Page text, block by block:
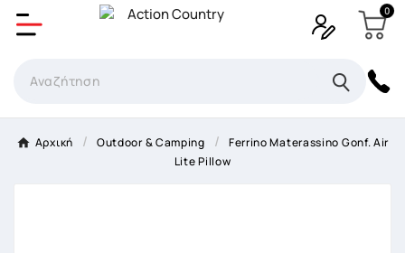
0
Αρχική Outdoor & Camping
Ferrino Materassino Gonf. Air
Lite Pillow
Δημιουργία λίστα επιθυμητών
×
Όνομα Λίστα επιθυμιτών
Δημιουργία λίστα επιθυμητών